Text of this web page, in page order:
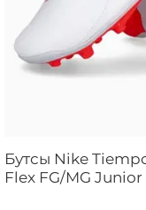
Бутсы Nike
Flex FG/MG